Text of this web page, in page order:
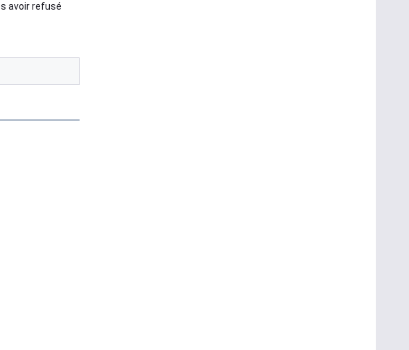
avoir refusé